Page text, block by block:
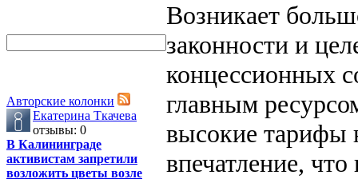
Авторские колонки
Екатерина Ткачева
отзывы: 0
В Калининграде
активистам запретили
возложить цветы возле
Возникает
законности и
концессионных
главным
высокие тарифы
впечатление,